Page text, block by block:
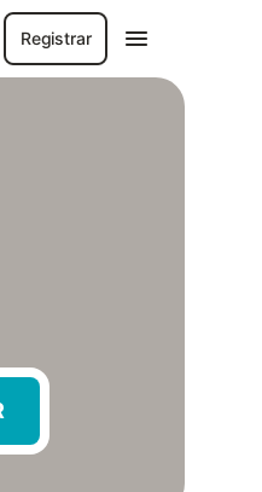
Registrar